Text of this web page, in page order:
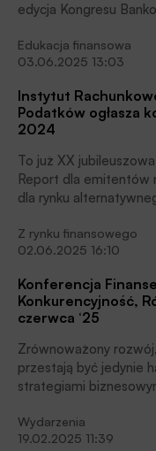
edycja Kongresu
Pekao S.A. od 2015
na temat
instytucje finansowe i
BANK i Portal
kongresu.
Edukacja finansowa
03.06.2025 13:03
Instytut
Podatków ogłasza
2024
To już XX
Report dla emitentów
dla rynku
BANK.pl
Z rynku finansowego
02.06.2025 16:10
Konferencja
Konkurencyjność,
czerwca ‘25
Zrównoważony
przestają być jedynie
strategiami
tych tematów
konferencji Finanse
Wydarzenia
19.02.2025 11:39